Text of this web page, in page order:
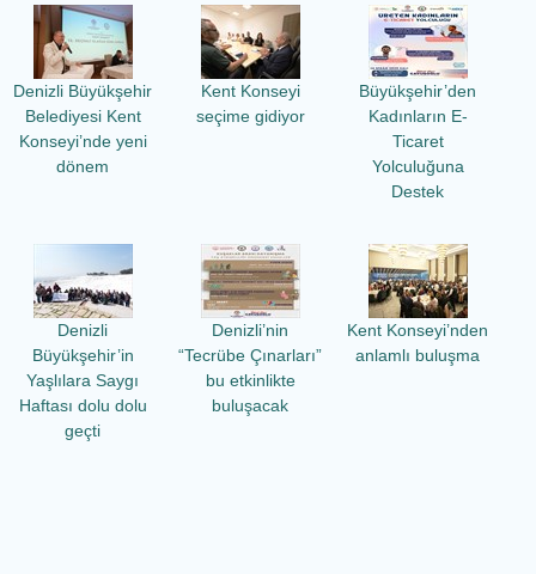
Denizli Büyükşehir
Belediyesi Kent
Konseyi’nde yeni
dönem
Kent Konseyi
seçime gidiyor
Büyükşehir’den
Kadınların E-
Ticaret
Yolculuğuna
Destek
Denizli
Büyükşehir’in
Yaşlılara Saygı
Haftası dolu dolu
geçti
Denizli’nin
“Tecrübe Çınarları”
bu etkinlikte
buluşacak
Kent Konseyi’nden
anlamlı buluşma